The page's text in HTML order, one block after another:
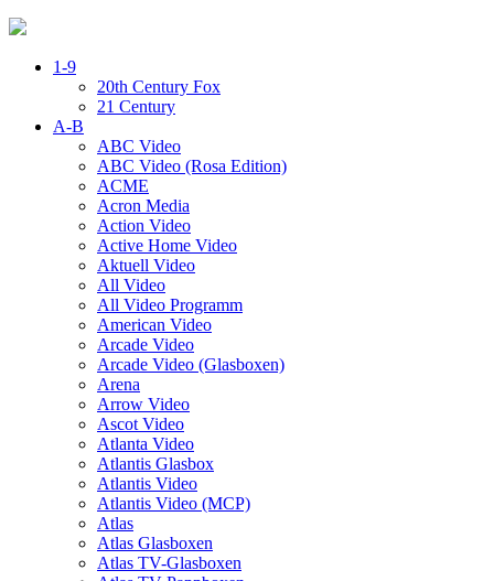
1-9
20th Century Fox
21 Century
A-B
ABC Video
ABC Video (Rosa Edition)
ACME
Acron Media
Action Video
Active Home Video
Aktuell Video
All Video
All Video Programm
American Video
Arcade Video
Arcade Video (Glasboxen)
Arena
Arrow Video
Ascot Video
Atlanta Video
Atlantis Glasbox
Atlantis Video
Atlantis Video (MCP)
Atlas
Atlas Glasboxen
Atlas TV-Glasboxen